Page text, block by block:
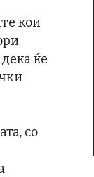
кои
ќе
со